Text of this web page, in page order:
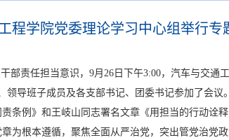
程学院党委理论学习中心组举行专
部责任担当意识，9月26日下午3:00，汽车与交通
领导班子成员及各支部书记、团委书记参加了会议
条例》和王岐山同志署名文章《用担当的行动诠
为根本遵循，聚焦全面从严治党，突出管党治党